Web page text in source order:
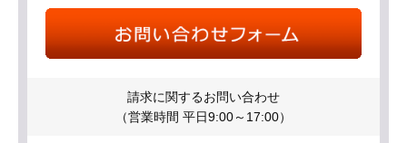
請求に関するお問い合わせ
（営業時間 平日9:00～17:00）